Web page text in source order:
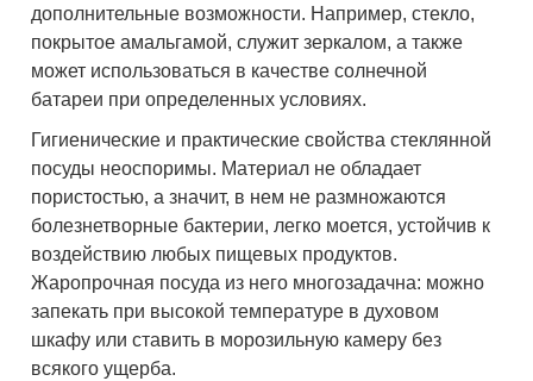
дополнительные возможности. Например, стекло,
покрытое амальгамой, служит зеркалом, а также
может использоваться в качестве солнечной
батареи при определенных условиях.
Гигиенические и практические свойства стеклянной
посуды неоспоримы. Материал не обладает
пористостью, а значит, в нем не размножаются
болезнетворные бактерии, легко моется, устойчив к
воздействию любых пищевых продуктов.
Жаропрочная посуда из него многозадачна: можно
запекать при высокой температуре в духовом
шкафу или ставить в морозильную камеру без
всякого ущерба.